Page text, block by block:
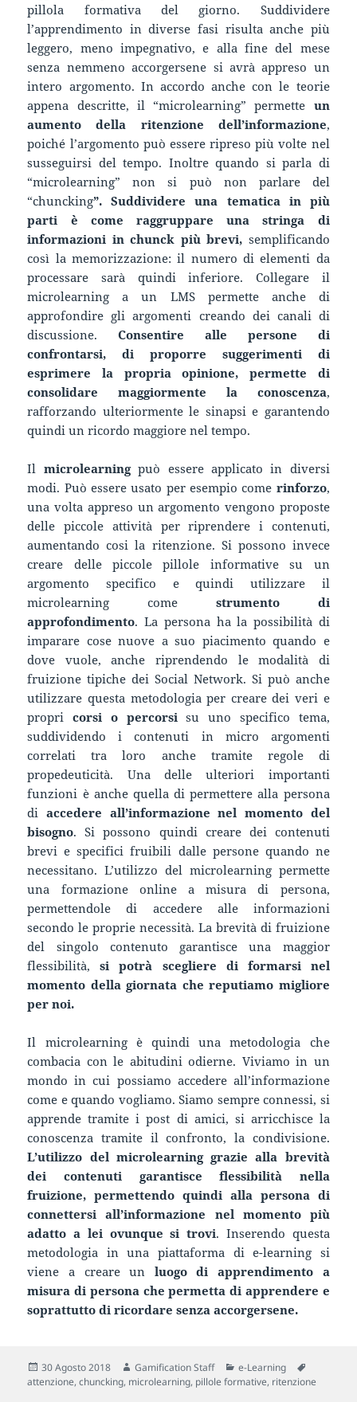
pillola formativa del giorno. Suddividere
l’apprendimento in diverse fasi risulta anche più
leggero, meno impegnativo, e alla fine del mese
senza nemmeno accorgersene si avrà appreso un
intero argomento. In accordo anche con le teorie
appena descritte, il “microlearning” permette un
aumento della ritenzione dell’informazione,
poiché l’argomento può essere ripreso più volte nel
susseguirsi del tempo. Inoltre quando si parla di
“microlearning” non si può non parlare del
“chuncking”. Suddividere una tematica in più
parti è come raggruppare una stringa di
informazioni in chunck più brevi, semplificando
così la memorizzazione: il numero di elementi da
processare sarà quindi inferiore. Collegare il
microlearning a un LMS permette anche di
approfondire gli argomenti creando dei canali di
discussione.Consentire alle persone di
confrontarsi, di proporre suggerimenti di
esprimere la propria opinione, permette di
consolidare maggiormente la conoscenza,
rafforzando ulteriormente le sinapsi e garantendo
quindi un ricordo maggiore nel tempo.
Il microlearningpuò essere applicato in diversi
modi. Può essere usato per esempio come rinforzo,
una volta appreso un argomento vengono proposte
delle piccole attività per riprendere i contenuti,
aumentando cosi la ritenzione. Si possono invece
creare delle piccole pillole informative su un
argomento specifico e quindi utilizzare il
microlearning come strumento di
approfondimento. La persona ha la possibilità di
imparare cose nuove a suo piacimento quando e
dove vuole, anche riprendendo le modalità di
fruizione tipiche dei Social Network. Si può anche
utilizzare questa metodologia per creare dei veri e
propricorsi o percorsi su uno specifico tema,
suddividendo i contenuti in micro argomenti
correlati tra loro anche tramite regole di
propedeuticità. Una delle ulteriori importanti
funzioni è anche quella di permettere alla persona
diaccedere all’informazione nel momento del
bisogno. Si possono quindi creare dei contenuti
brevi e specifici fruibili dalle persone quando ne
necessitano. L’utilizzo del microlearning permette
una formazione online a misura di persona,
permettendole di accedere alle informazioni
secondo le proprie necessità. La brevità di fruizione
del singolo contenuto garantisce una maggior
flessibilità,si potrà scegliere di formarsi nel
momento della giornata che reputiamo migliore
per noi.
Il microlearning è quindi una metodologia che
combacia con le abitudini odierne. Viviamo in un
mondo in cui possiamo accedere all’informazione
come e quando vogliamo. Siamo sempre connessi, si
apprende tramite i post di amici, si arricchisce la
conoscenza tramite il confronto, la condivisione.
L’utilizzo del microlearning grazie alla brevità
dei contenuti garantisce flessibilità nella
fruizione, permettendo quindi alla persona di
connettersi all’informazione nel momento più
adatto a lei ovunque si trovi. Inserendo questa
metodologia in una piattaforma di e-learning si
viene a creare un luogo di apprendimento a
misura di persona che permetta di apprendere e
soprattutto di ricordare senza accorgersene.
Scritto
il
30 Agosto 2018 Autore
Gamification Staff Categorie
e-Learning
attenzione,chuncking, microlearning, pillole formative, ritenzione